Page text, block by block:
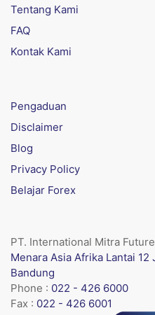
Tentang Kami
FAQ
Kontak Kami
Pengaduan
Disclaimer
Blog
Privacy Policy
Belajar Forex
PT. International Mitra
Menara Asia Afrika Lantai 12
Bandung
Phone : 022 - 426 6000
Fax : 022 - 426 6001